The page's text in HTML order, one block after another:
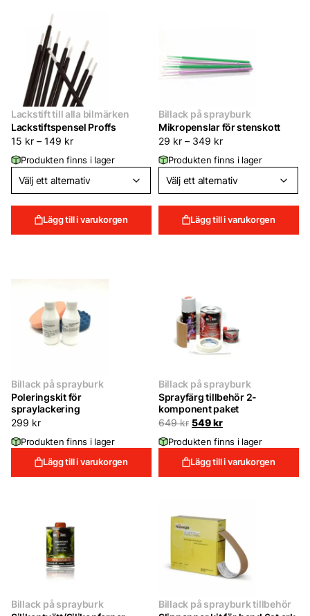
Lackstift till alla bilmärken
Lackstiftspensel Proffs
15 kr – 149 kr
Produkten finns i lager
Lägg till i varukorgen
Billack på sprayburk
Mikropenslar för stenskott
29 kr – 349 kr
Produkten finns i lager
Lägg till i varukorgen
Billack på sprayburk
Poleringskit för
spraylackering
299 kr
Produkten finns i lager
Lägg till i varukorgen
Billack på sprayburk
Sprayfärg tillbehör 2-
komponent paket
649kr Det
priset
649 kr.
549krDet
priset
549 kr.
Produkten finns i lager
Lägg till i varukorgen
Billack på sprayburk
Billack på sprayburk tillbehör